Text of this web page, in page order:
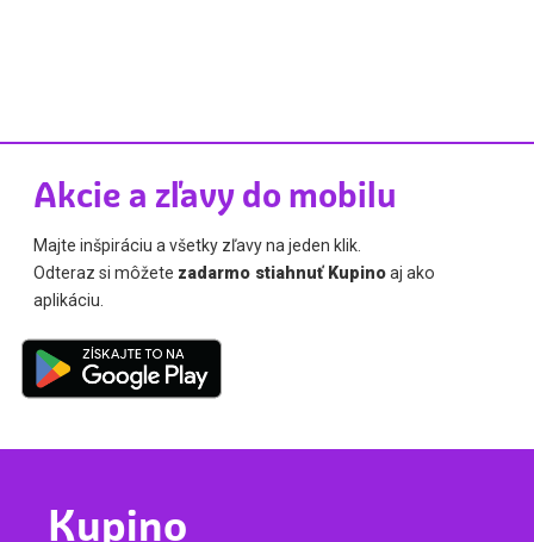
Akcie a zľavy do mobilu
Majte inšpiráciu a všetky zľavy na jeden klik.
Odteraz si môžete zadarmo stiahnuť Kupinoaj ako
aplikáciu.
Kupino